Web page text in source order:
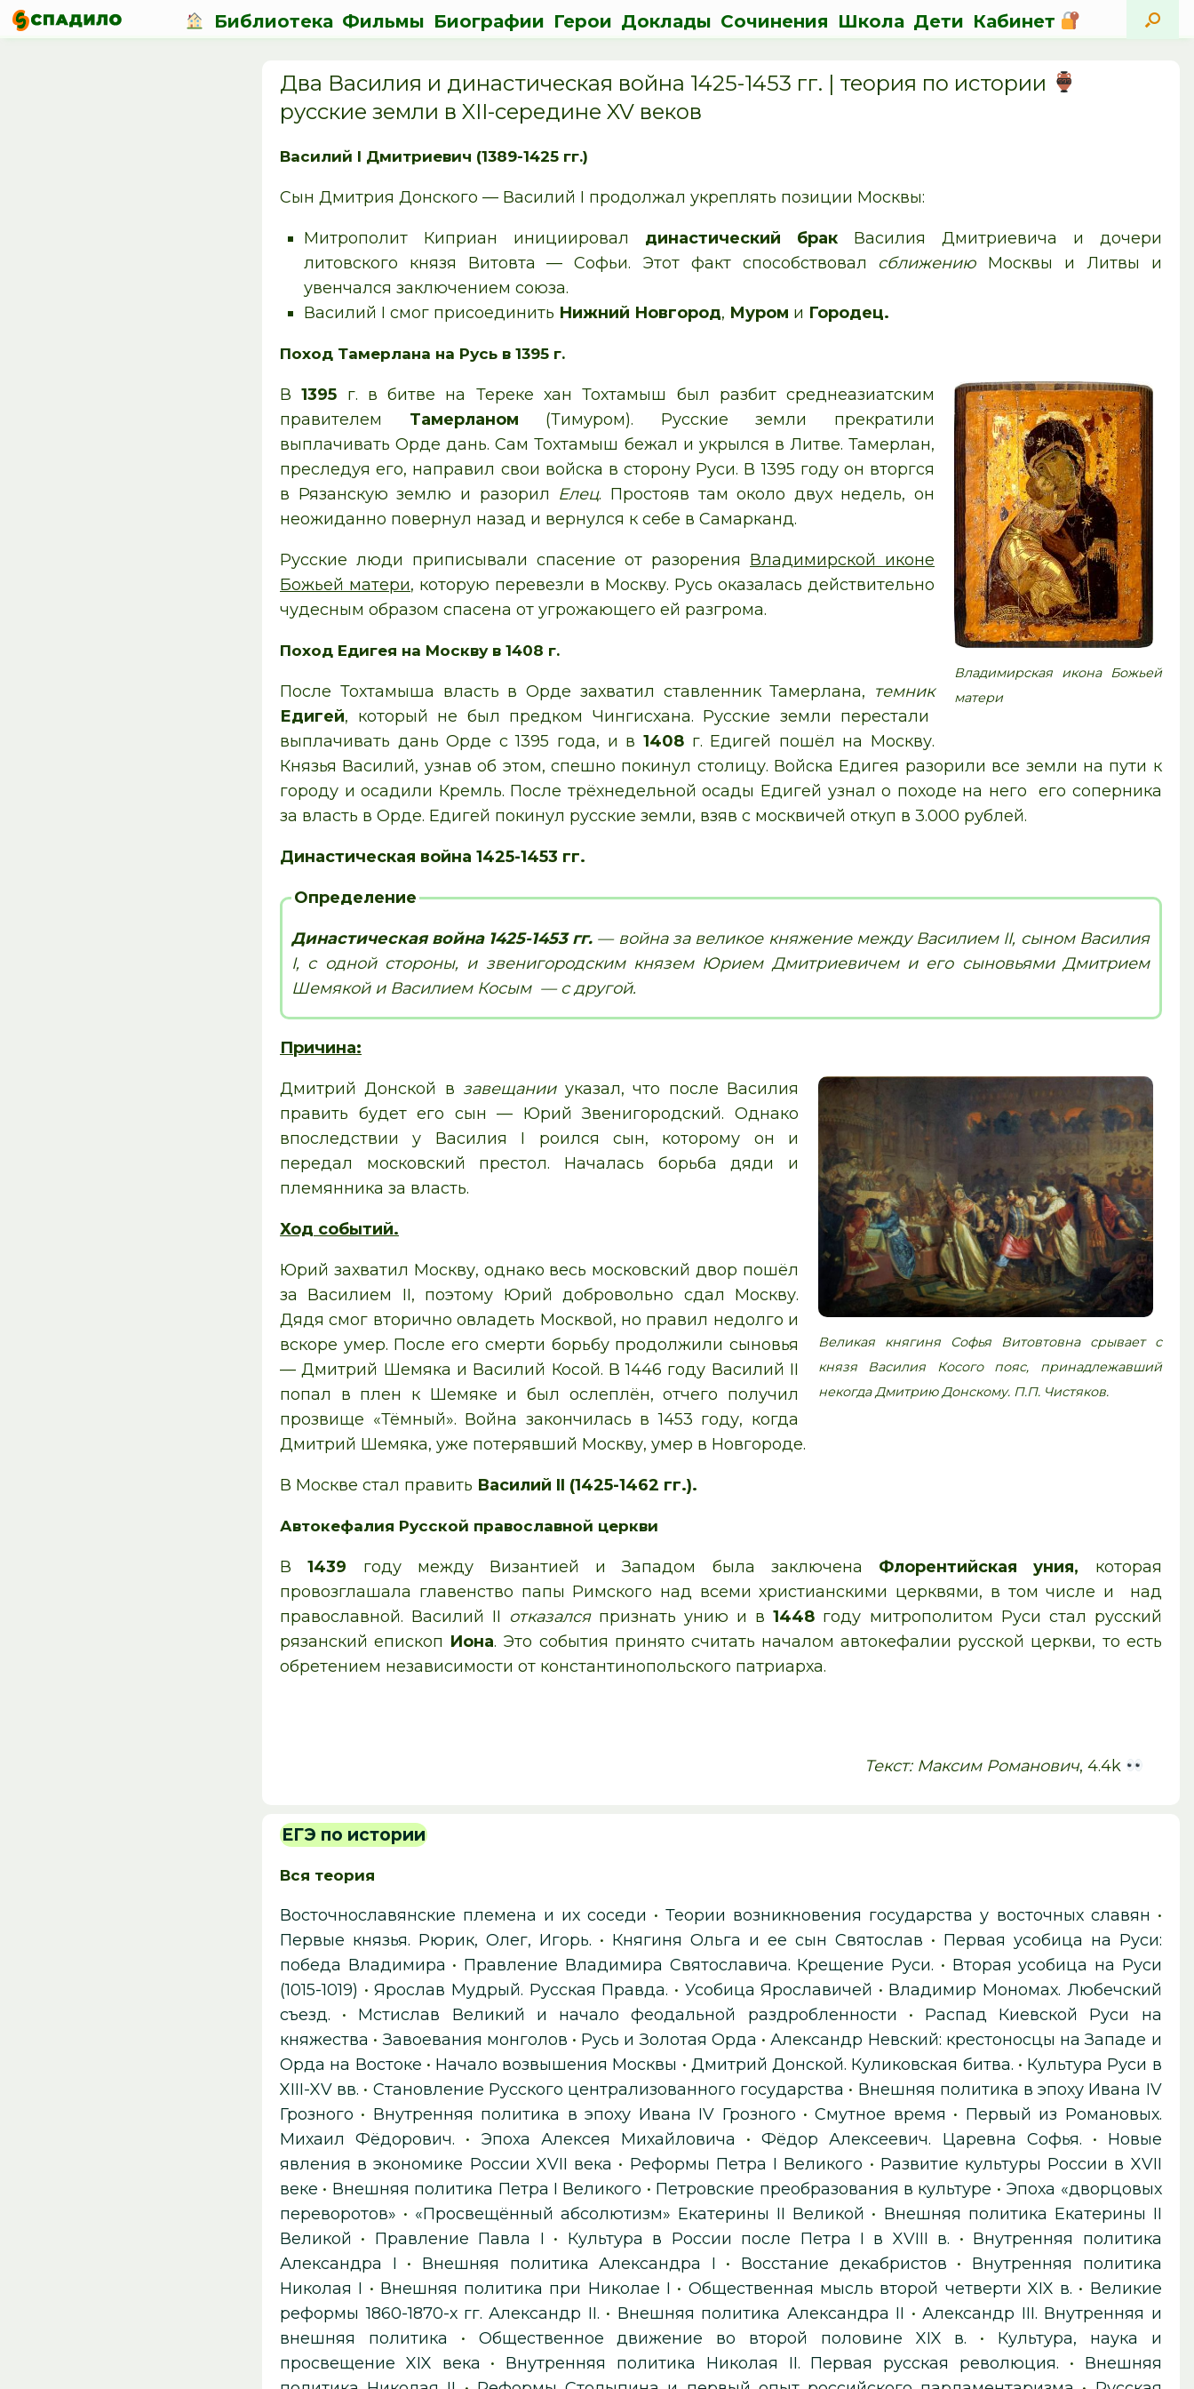
Библиотека Фильмы Биографии Герои Доклады Сочинения Школа Дети Кабинет
Два Василия и династическая война 1425-1453 гг. | теория по истории
русские земли в XII-середине XV веков
Василий I Дмитриевич (1389-1425 гг.)
Сын Дмитрия Донского — Василий I продолжал укреплять позиции Москвы:
Митрополит Киприан инициировал династический бракВасилия Дмитриевича и дочери
литовского князя Витовта — Софьи. Этот факт способствовал сближению Москвы и Литвы и
увенчался заключением союза.
Василий I смог присоединить Нижний Новгород, Муром и Городец.
Поход Тамерлана на Русь в 1395 г.
Владимирская икона Божьей
матери
В1395 г. в битве на Тереке хан Тохтамыш был разбит среднеазиатским
правителем Тамерланом (Тимуром). Русские земли прекратили
выплачивать Орде дань. Сам Тохтамыш бежал и укрылся в Литве. Тамерлан,
преследуя его, направил свои войска в сторону Руси. В 1395 году он вторгся
в Рязанскую землю и разорил Елец. Простояв там около двух недель, он
неожиданно повернул назад и вернулся к себе в Самарканд.
Русские люди приписывали спасение от разорения Владимирской иконе
Божьей матери, которую перевезли в Москву. Русь оказалась действительно
чудесным образом спасена от угрожающего ей разгрома.
Поход Едигея на Москву в 1408 г.
После Тохтамыша власть в Орде захватил ставленник Тамерлана, темник
Едигей, который не был предком Чингисхана. Русские земли перестали
выплачивать дань Орде с 1395 года, и в 1408г. Едигей пошёл на Москву.
Князья Василий, узнав об этом, спешно покинул столицу. Войска Едигея разорили все земли на пути к
городу и осадили Кремль. После трёхнедельной осады Едигей узнал о походе на него его соперника
за власть в Орде. Едигей покинул русские земли, взяв с москвичей откуп в 3.000 рублей.
Династическая война 1425-1453 гг.
Определение
Династическая война 1425-1453 гг. — война за великое княжение между Василием II, сыном Василия
I, с одной стороны, и звенигородским князем Юрием Дмитриевичем и его сыновьями Дмитрием
Шемякой и Василием Косым — с другой.
Причина:
Великая княгиня Софья Витовтовна срывает с
князя Василия Косого пояс, принадлежавший
некогда Дмитрию Донскому. П.П. Чистяков.
Дмитрий Донской в завещанииуказал, что после Василия
править будет его сын — Юрий Звенигородский. Однако
впоследствии у Василия I роился сын, которому он и
передал московский престол. Началась борьба дяди и
племянника за власть.
Ход событий.
Юрий захватил Москву, однако весь московский двор пошёл
за Василием II, поэтому Юрий добровольно сдал Москву.
Дядя смог вторично овладеть Москвой, но правил недолго и
вскоре умер. После его смерти борьбу продолжили сыновья
— Дмитрий Шемяка и Василий Косой. В 1446 году Василий II
попал в плен к Шемяке и был ослеплён, отчего получил
прозвище «Тёмный». Война закончилась в 1453 году, когда
Дмитрий Шемяка, уже потерявший Москву, умер в Новгороде.
В Москве стал править Василий II (1425-1462 гг.).
Автокефалия Русской православной церкви
В1439 году между Византией и Западом была заключена Флорентийская уния, которая
провозглашала главенство папы Римского над всеми христианскими церквями, в том числе и над
православной. Василий II отказалсяпризнать унию и в1448 году митрополитом Руси стал русский
рязанский епископ Иона. Это события принято считать началом автокефалии русской церкви, то есть
обретением независимости от константинопольского патриарха.
Текст: Максим Романович, 4.4k
ЕГЭ по истории
Вся теория
Восточнославянские племена и их соседи •Теории возникновения государства у восточных славян •
Первые князья. Рюрик, Олег, Игорь. • Княгиня Ольга и ее сын Святослав • Первая усобица на Руси:
победа Владимира • Правление Владимира Святославича. Крещение Руси. • Вторая усобица на Руси
(1015-1019) •Ярослав Мудрый. Русская Правда. • Усобица Ярославичей • Владимир Мономах. Любечский
съезд. • Мстислав Великий и начало феодальной раздробленности • Распад Киевской Руси на
княжества • Завоевания монголов • Русь и Золотая Орда •Александр Невский: крестоносцы на Западе и
Орда на Востоке • Начало возвышения Москвы • Дмитрий Донской. Куликовская битва. • Культура Руси в
XIII-XV вв. • Становление Русского централизованного государства • Внешняя политика в эпоху Ивана IV
Грозного • Внутренняя политика в эпоху Ивана IV Грозного •Смутное время • Первый из Романовых.
Михаил Фёдорович. • Эпоха Алексея Михайловича •Фёдор Алексеевич. Царевна Софья. • Новые
явления в экономике России XVII века • Реформы Петра I Великого • Развитие культуры России в XVII
веке • Внешняя политика Петра I Великого • Петровские преобразования в культуре • Эпоха «дворцовых
переворотов» • «Просвещённый абсолютизм» Екатерины II Великой • Внешняя политика Екатерины II
Великой • Правление Павла I • Культура в России после Петра I в XVIII в. • Внутренняя политика
Александра I • Внешняя политика Александра I • Восстание декабристов • Внутренняя политика
Николая I • Внешняя политика при Николае I • Общественная мысль второй четверти XIX в. • Великие
реформы 1860-1870-х гг. Александр II. • Внешняя политика Александра II •Александр III. Внутренняя и
внешняя политика • Общественное движение во второй половине XIX в. • Культура, наука и
просвещение XIX века • Внутренняя политика Николая II. Первая русская революция. • Внешняя